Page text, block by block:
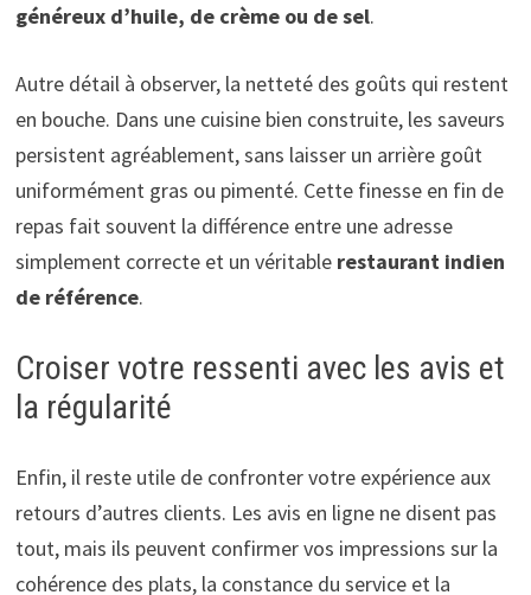
généreux d’huile, de crème ou de sel.
Autre détail à observer, la netteté des goûts qui restent
en bouche. Dans une cuisine bien construite, les saveurs
persistent agréablement, sans laisser un arrière goût
uniformément gras ou pimenté. Cette finesse en fin de
repas fait souvent la différence entre une adresse
simplement correcte et un véritable restaurant indien
de référence.
Croiser votre ressenti avec les avis et
la régularité
Enfin, il reste utile de confronter votre expérience aux
retours d’autres clients. Les avis en ligne ne disent pas
tout, mais ils peuvent confirmer vos impressions sur la
cohérence des plats, la constance du service et la